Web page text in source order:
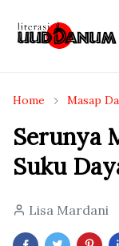
Home Masap
Serunya
Suku
Lisa Mardani